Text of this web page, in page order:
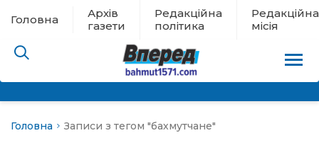
Головна
Архів
газети
Редакційна
політика
Редакційна
місія
Головна Записи з тегом "бахмутчане"